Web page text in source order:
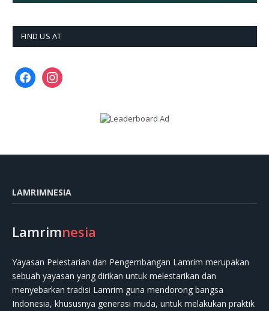
FIND US AT
facebookinstagram
LAMRIMNESIA
Lamrimnesia
Yayasan Pelestarian dan Pengembangan Lamrim merupakan
sebuah yayasan yang dirikan untuk melestarikan dan
menyebarkan tradisi Lamrim guna mendorong bangsa
Indonesia, khususnya generasi muda, untuk melakukan praktik